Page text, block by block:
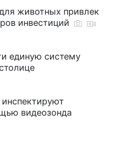
животных привлек
инвестиций
единую систему
видеозонда